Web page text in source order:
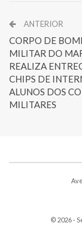
ANTERIOR
CORPO DE
MILITAR DO
REALIZA
CHIPS DE
ALUNOS DOS
MILITARES
© 2026 -